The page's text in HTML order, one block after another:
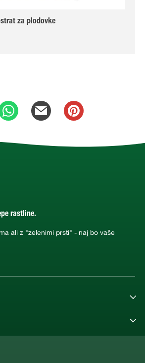
za plodovke
rastline.
ali z "zelenimi prsti" - naj bo vaše